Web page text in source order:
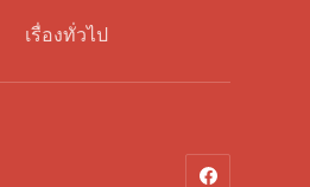
เรื่องทั่วไป